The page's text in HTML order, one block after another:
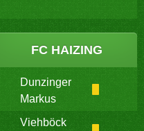
FC HAIZING
Dunzinger
Markus
Viehböck